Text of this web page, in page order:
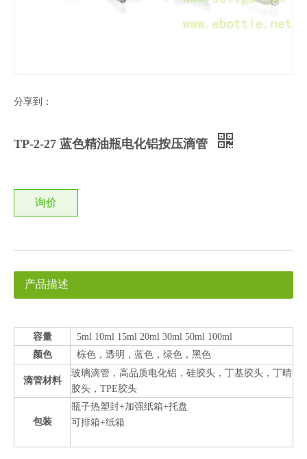
分享到：
TP-2-27 蓝色精油瓶电化铝按压滴管
询价
产品描述
容量
5ml 10ml 15ml 20ml 30ml 50ml 100ml
颜色
棕色，透明，蓝色，绿色，黑色
滴管材料
玻璃滴管，高品质电化铝，硅胶头，丁基胶头，丁晴
胶头，TPE胶头
包装
瓶子热塑封+加强纸箱+托盘
可排箱+纸箱